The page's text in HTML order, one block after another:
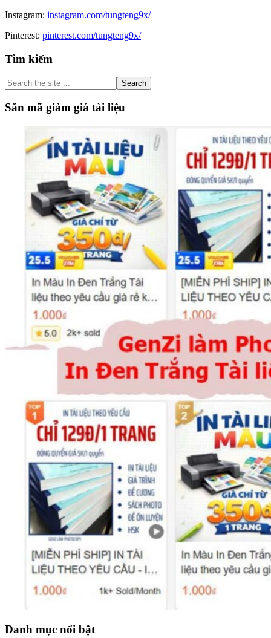
Instagram: instagram.com/tungteng9x/
Pinterest: pinterest.com/tungteng9x/
Primary
Sidebar
Tìm kiếm
Search
the
site
...
Săn mã giảm giá tài liệu
Danh mục nổi bật